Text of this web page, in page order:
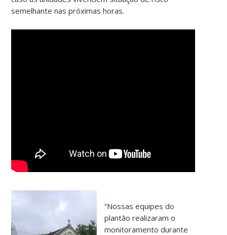
semelhante nas próximas horas.
“Nossas equipes do
plantão realizaram o
monitoramento durante